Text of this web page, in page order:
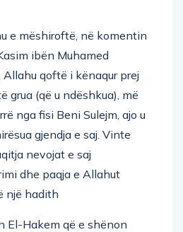
e mëshiroftë, në komentin
ibën Muhamed
qoftë i kënaqur prej
grua (që u ndëshkua), më
nga fisi Beni Sulejm, ajo u
gjendja e saj. Vinte
nevojat e saj
dhe paqja e Allahut
një hadith
El-Hakem që e shënon